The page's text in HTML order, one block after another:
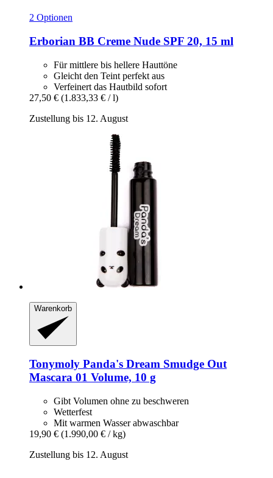
2 Optionen
Erborian BB Creme Nude SPF 20, 15 ml
Für mittlere bis hellere Hauttöne
Gleicht den Teint perfekt aus
Verfeinert das Hautbild sofort
27,50 € (1.833,33 € / l)
Zustellung bis 12. August
Warenkorb
Tonymoly Panda's Dream Smudge Out
Mascara 01 Volume, 10 g
Gibt Volumen ohne zu beschweren
Wetterfest
Mit warmen Wasser abwaschbar
19,90 € (1.990,00 € / kg)
Zustellung bis 12. August